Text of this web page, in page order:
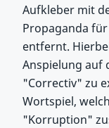
Aufkleber mit
Propaganda
entfernt.
Anspielung auf
"Correctiv" zu
Wortspiel,
"Korruption"